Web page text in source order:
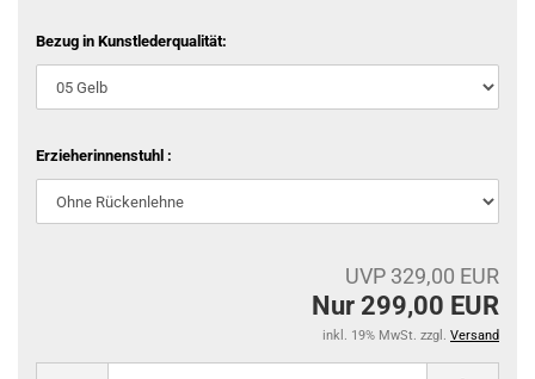
Bezug in Kunstlederqualität:
Erzieherinnenstuhl :
UVP 329,00 EUR
Nur 299,00 EUR
inkl. 19% MwSt. zzgl. Versand